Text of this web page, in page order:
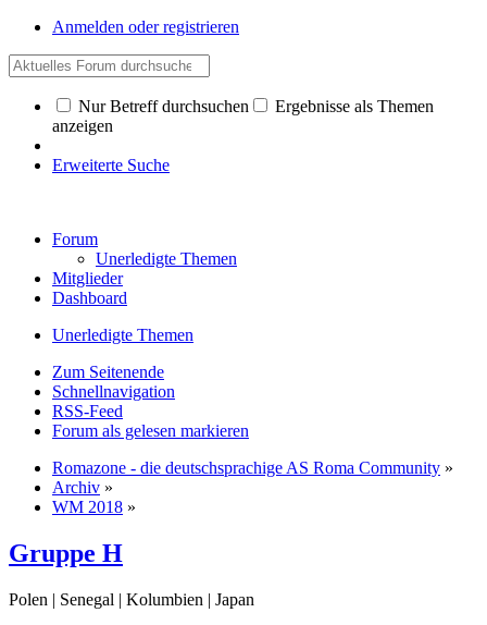
Anmelden oder registrieren
Nur Betreff durchsuchen
Ergebnisse als Themen
anzeigen
Erweiterte Suche
Forum
Unerledigte Themen
Mitglieder
Dashboard
Unerledigte Themen
Zum Seitenende
Schnellnavigation
RSS-Feed
Forum als gelesen markieren
Romazone - die deutschsprachige AS Roma Community »
Archiv »
WM 2018 »
Gruppe H
Polen | Senegal | Kolumbien | Japan